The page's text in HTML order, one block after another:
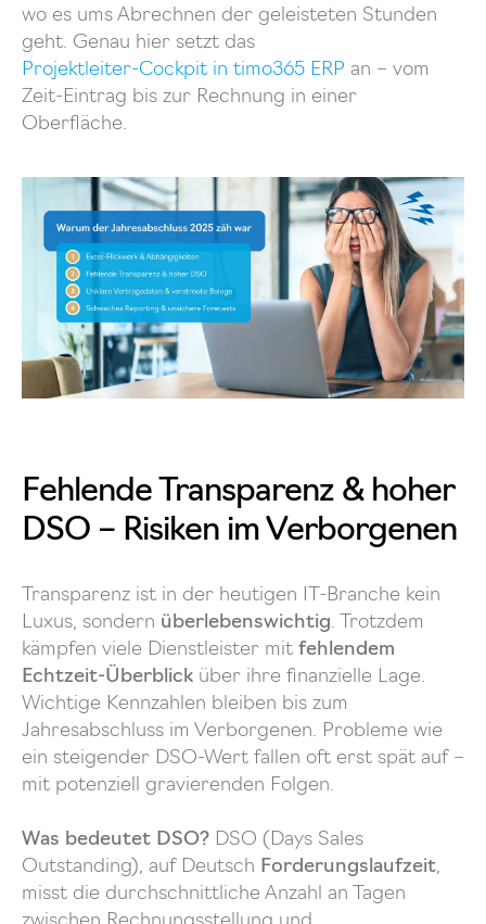
wo es ums Abrechnen der geleisteten Stunden
geht. Genau hier setzt das
Projektleiter-Cockpit in timo365 ERP an – vom
Zeit-Eintrag bis zur Rechnung in einer
Oberfläche.
Fehlende Transparenz & hoher
DSO – Risiken im Verborgenen
Transparenz ist in der heutigen IT-Branche kein
Luxus, sondern überlebenswichtig. Trotzdem
kämpfen viele Dienstleister mit fehlendem
Echtzeit-Überblick über ihre finanzielle Lage.
Wichtige Kennzahlen bleiben bis zum
Jahresabschluss im Verborgenen. Probleme wie
ein steigender DSO-Wert fallen oft erst spät auf –
mit potenziell gravierenden Folgen.
Was bedeutet DSO? DSO (Days Sales
Outstanding), auf Deutsch Forderungslaufzeit,
misst die durchschnittliche Anzahl an Tagen